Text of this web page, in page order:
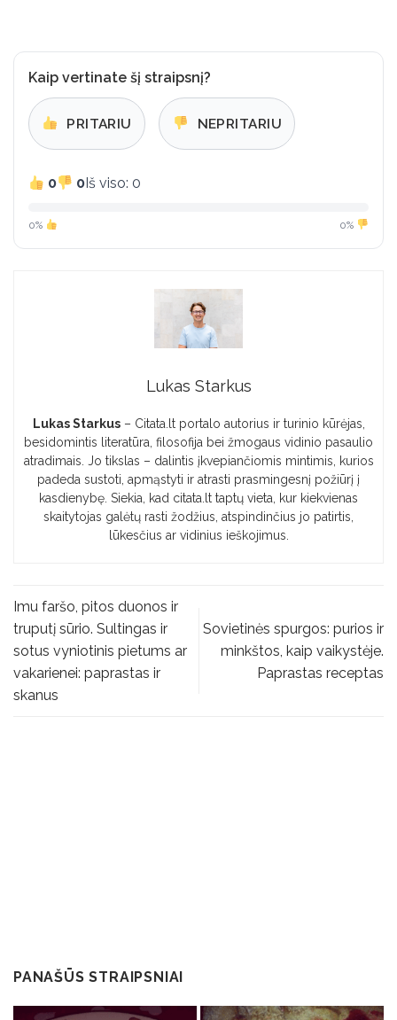
Kaip vertinate šį straipsnį?
PRITARIU NEPRITARIU
0 0 Iš viso: 0
0% 0%
Lukas Starkus
Lukas Starkus– Citata.lt portalo autorius ir turinio kūrėjas,
besidomintis literatūra, filosofija bei žmogaus vidinio pasaulio
atradimais. Jo tikslas – dalintis įkvepiančiomis mintimis, kurios
padeda sustoti, apmąstyti ir atrasti prasmingesnį požiūrį į
kasdienybę. Siekia, kad citata.lt taptų vieta, kur kiekvienas
skaitytojas galėtų rasti žodžius, atspindinčius jo patirtis,
lūkesčius ar vidinius ieškojimus.
Imu faršo, pitos duonos ir
truputį sūrio. Sultingas ir
sotus vyniotinis pietums ar
vakarienei: paprastas ir
skanus
Sovietinės spurgos: purios ir
minkštos, kaip vaikystėje.
Paprastas receptas
PANAŠŪS STRAIPSNIAI